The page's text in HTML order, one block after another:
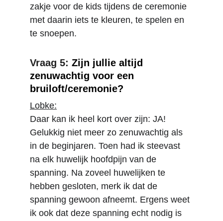
zakje voor de kids tijdens de ceremonie
met daarin iets te kleuren, te spelen en
te snoepen.
Vraag 5: Zijn jullie altijd
zenuwachtig voor een
bruiloft/ceremonie?
Lobke:
Daar kan ik heel kort over zijn: JA!
Gelukkig niet meer zo zenuwachtig als
in de beginjaren. Toen had ik steevast
na elk huwelijk hoofdpijn van de
spanning. Na zoveel huwelijken te
hebben gesloten, merk ik dat de
spanning gewoon afneemt. Ergens weet
ik ook dat deze spanning echt nodig is